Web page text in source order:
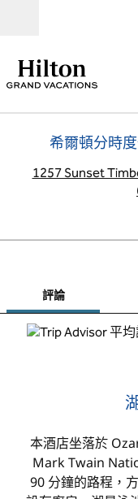
希爾頓分時
1257 Sunset
評論
本酒店坐落於
Mark Twain
90 分鐘的路程，